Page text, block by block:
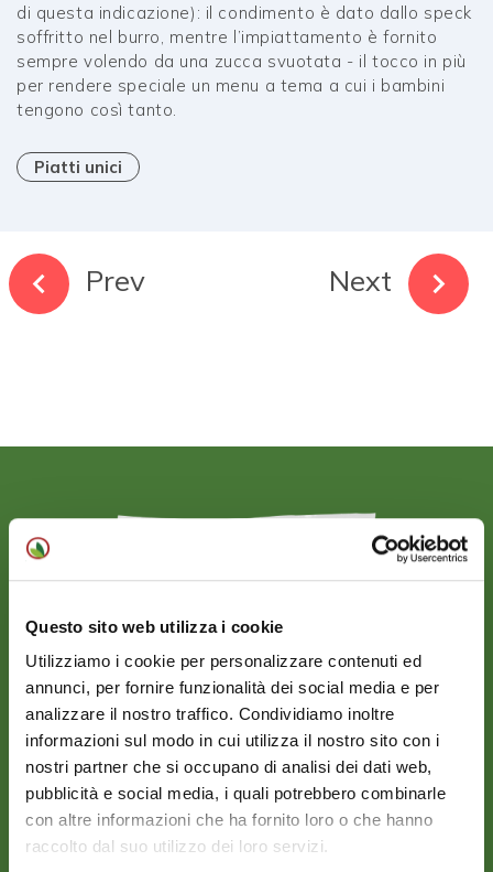
Questo sito web utilizza i cookie
Utilizziamo i cookie per personalizzare contenuti ed
annunci, per fornire funzionalità dei social media e per
analizzare il nostro traffico. Condividiamo inoltre
informazioni sul modo in cui utilizza il nostro sito con i
nostri partner che si occupano di analisi dei dati web,
pubblicità e social media, i quali potrebbero combinarle
con altre informazioni che ha fornito loro o che hanno
raccolto dal suo utilizzo dei loro servizi.
di questa indicazione): il condimento è dato dallo speck
soffritto nel burro, mentre l’impiattamento è fornito
sempre volendo da una zucca svuotata - il tocco in più
per rendere speciale un menu a tema a cui i bambini
tengono così tanto.
Piatti unici
Prev Next
Contorni freschi
SPINACINO